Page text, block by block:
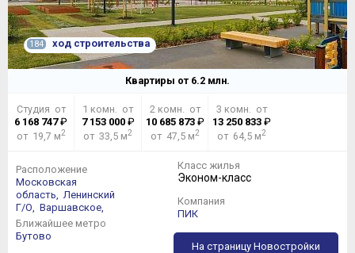
184 ход строительства
Квартиры от 6.2 млн.
Студия от
6 168 747₽
от 19,7 м2
1 комн. от
7 153 000₽
от 33,5 м2
2 комн. от
10 685 873₽
от 47,5 м2
3 комн. от
13 250 833 ₽
от 64,5 м2
Расположение
Московская
область,
Ленинский
Г/О,
Варшавское,
Ближайшее метро
Бутово
Класс жилья
Эконом-класс
Компания
ПИК
На страницу Новостройки